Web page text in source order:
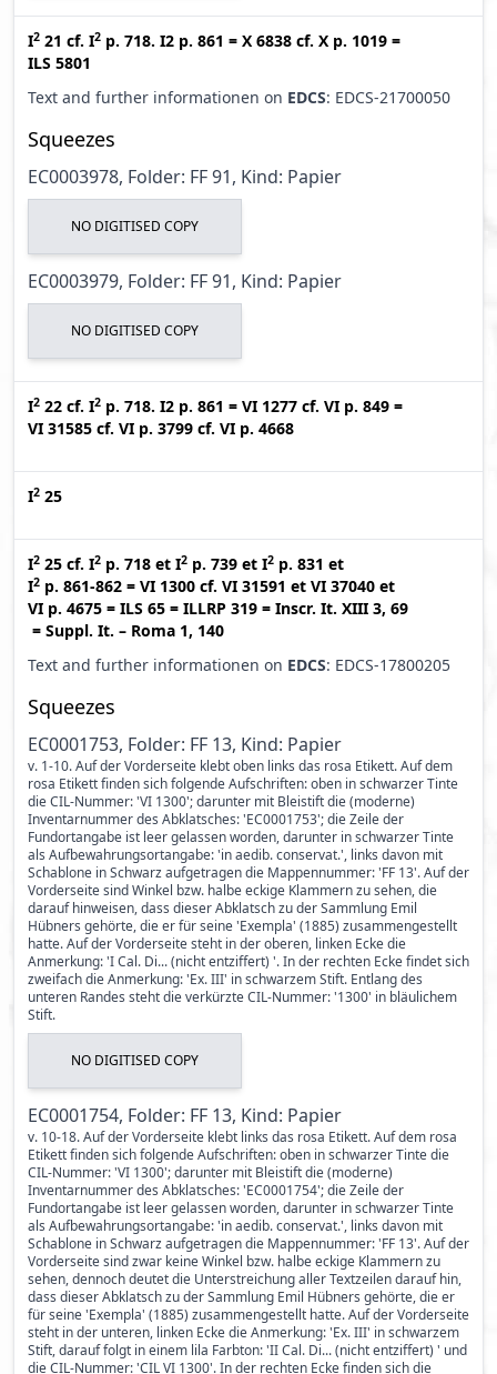
I2 21 cf. I2 p. 718. I2 p. 861 = X 6838 cf. X p. 1019 =
ILS 5801
Text and further informationen on EDCS: EDCS-21700050
Squeezes
EC0003978, Folder: FF 91, Kind: Papier
NO DIGITISED COPY
EC0003979, Folder: FF 91, Kind: Papier
NO DIGITISED COPY
I2 22 cf. I2 p. 718. I2 p. 861 = VI 1277 cf. VI p. 849 =
VI 31585 cf. VI p. 3799 cf. VI p. 4668
I2 25
I2 25 cf. I2 p. 718 et I2 p. 739 et I2 p. 831 et
I2 p. 861-862 = VI 1300 cf. VI 31591 et VI 37040 et
VI p. 4675 = ILS 65 = ILLRP 319 = Inscr. It. XIII 3, 69
= Suppl. It. – Roma 1, 140
Text and further informationen on EDCS: EDCS-17800205
Squeezes
EC0001753, Folder: FF 13, Kind: Papier
v. 1-10. Auf der Vorderseite klebt oben links das rosa Etikett. Auf dem
rosa Etikett finden sich folgende Aufschriften: oben in schwarzer Tinte
die CIL-Nummer: 'VI 1300'; darunter mit Bleistift die (moderne)
Inventarnummer des Abklatsches: 'EC0001753'; die Zeile der
Fundortangabe ist leer gelassen worden, darunter in schwarzer Tinte
als Aufbewahrungsortangabe: 'in aedib. conservat.', links davon mit
Schablone in Schwarz aufgetragen die Mappennummer: 'FF 13'. Auf der
Vorderseite sind Winkel bzw. halbe eckige Klammern zu sehen, die
darauf hinweisen, dass dieser Abklatsch zu der Sammlung Emil
Hübners gehörte, die er für seine 'Exempla' (1885) zusammengestellt
hatte. Auf der Vorderseite steht in der oberen, linken Ecke die
Anmerkung: 'I Cal. Di... (nicht entziffert) '. In der rechten Ecke findet sich
zweifach die Anmerkung: 'Ex. III' in schwarzem Stift. Entlang des
unteren Randes steht die verkürzte CIL-Nummer: '1300' in bläulichem
Stift.
NO DIGITISED COPY
EC0001754, Folder: FF 13, Kind: Papier
v. 10-18. Auf der Vorderseite klebt links das rosa Etikett. Auf dem rosa
Etikett finden sich folgende Aufschriften: oben in schwarzer Tinte die
CIL-Nummer: 'VI 1300'; darunter mit Bleistift die (moderne)
Inventarnummer des Abklatsches: 'EC0001754'; die Zeile der
Fundortangabe ist leer gelassen worden, darunter in schwarzer Tinte
als Aufbewahrungsortangabe: 'in aedib. conservat.', links davon mit
Schablone in Schwarz aufgetragen die Mappennummer: 'FF 13'. Auf der
Vorderseite sind zwar keine Winkel bzw. halbe eckige Klammern zu
sehen, dennoch deutet die Unterstreichung aller Textzeilen darauf hin,
dass dieser Abklatsch zu der Sammlung Emil Hübners gehörte, die er
für seine 'Exempla' (1885) zusammengestellt hatte. Auf der Vorderseite
steht in der unteren, linken Ecke die Anmerkung: 'Ex. III' in schwarzem
Stift, darauf folgt in einem lila Farbton: 'II Cal. Di... (nicht entziffert) ' und
die CIL-Nummer: 'CIL VI 1300'. In der rechten Ecke finden sich die